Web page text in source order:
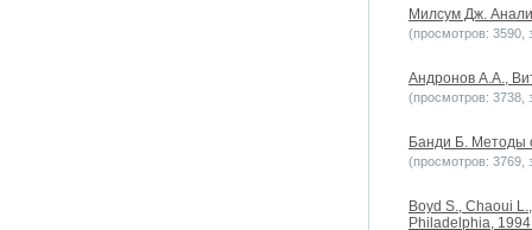
Милсум Дж.
(просмотров: 3590,
Андронов А.А.,
(просмотров: 3738,
Банди Б. Методы
(просмотров: 3769,
Boyd S., Chaoui
Philadelphia,